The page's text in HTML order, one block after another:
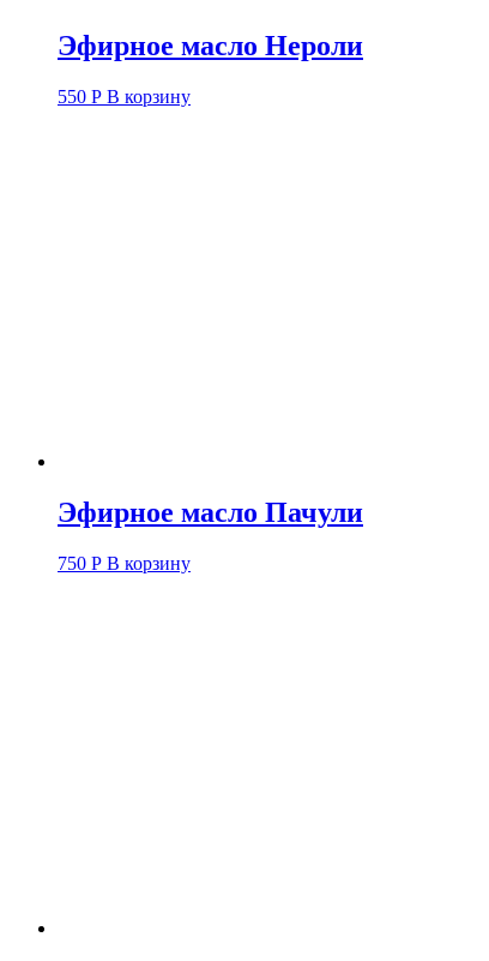
Эфирное масло Нероли
550 Р В корзину
Эфирное масло Пачули
750 Р В корзину